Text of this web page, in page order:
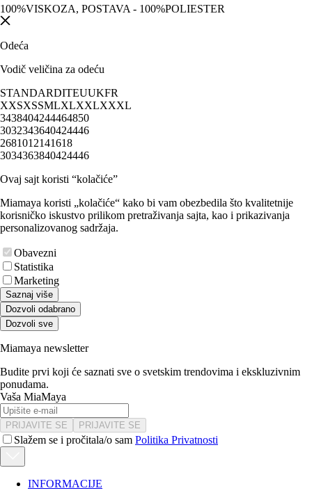
100%VISKOZA, POSTAVA - 100%POLIESTER
Odeća
Vodič veličina za odeću
STANDARDITEUUKFR
XXSXSSMLXLXXLXXXL
3438404244464850
3032343640424446
2681012141618
3034363840424446
Ovaj sajt koristi “kolačiće”
Miamaya koristi „kolačiće“ kako bi vam obezbedila što kvalitetnije
korisničko iskustvo prilikom pretraživanja sajta, kao i prikazivanja
personalizovanog sadržaja.
Obavezni
Statistika
Marketing
Saznaj više
Dozvoli odabrano
Dozvoli sve
Miamaya newsletter
Budite prvi koji će saznati sve o svetskim trendovima i ekskluzivnim
ponudama.
Vaša MiaMaya
PRIJAVITE SE PRIJAVITE SE
Slažem se i pročitala/o sam Politika Privatnosti
INFORMACIJE